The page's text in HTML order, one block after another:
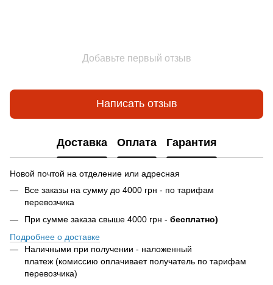
Добавьте первый отзыв
Написать отзыв
Доставка Оплата Гарантия
Новой почтой на отделение или адресная
Все заказы на сумму до 4000 грн - по тарифам
перевозчика
При сумме заказа свыше 4000 грн - бесплатно)
Подробнее о доставке
Наличными при получении - наложенный
платеж (комиссию оплачивает получатель по тарифам
перевозчика)